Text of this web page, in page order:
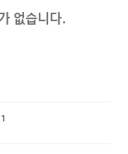
없습니다.